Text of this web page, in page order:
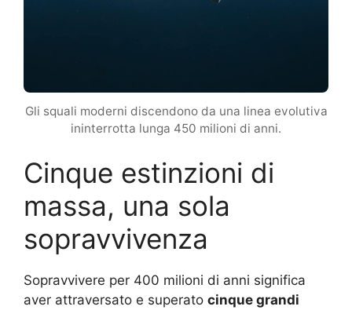
Gli squali moderni discendono da una linea evolutiva
ininterrotta lunga 450 milioni di anni.
Cinque estinzioni di
massa, una sola
sopravvivenza
Sopravvivere per 400 milioni di anni significa
aver attraversato e superato cinque grandi